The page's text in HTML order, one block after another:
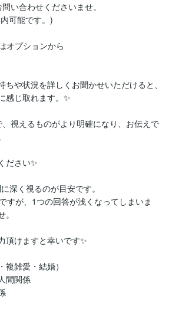
い合わせくださいませ。
可能です。)
オプションから
や状況を詳しくお聞かせいただけると、
感じ取れます。✨️
視えるものがより明確になり、お伝えで
ださい✨️
深く視るのが目安です。
すが、1つの回答が浅くなってしまいま
けますと幸いです✨️
雑愛・結婚）
間関係